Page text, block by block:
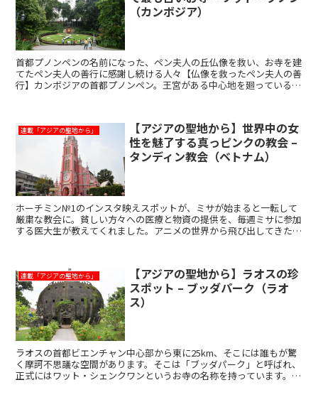
（カンボジア）
首都プノンペンの名前になった、ペン夫人の丘仏像を救い、お寺を建
てたペン夫人の善行に感謝し続ける人々【仏像を救ったペン夫人の善
行】カンボジアの首都プノンペン。王宮がある中心地を廻っている
連載「アジアの聖地から」
【アジアの聖地から】世界中の女
性を魅了する真っピンクの教会 –
タンディン教会（ベトナム）
ホーチミン№1のインスタ映えスポットが、ミサが始まると一転して
厳粛な教会に。貧しい方々への医療と物資の提供を、毎週ミサに参加
する医大生が教えてくれました。アニメの世界から飛び出してきたピ
連載「アジアの聖地から」
【アジアの聖地から】ラオスの珍
スポット – ブッダパーク（ラオ
ス）
ラオスの首都ビエンチャン中心部から東に25km、そこには誰もが驚
く摩訶不思議な空間があります。そこは「ブッダパーク」と呼ばれ、
正式にはワット・シェンクワンというお寺の名称を持っています。お